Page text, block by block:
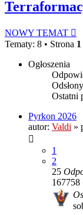
NOWY TEMAT
Tematy: 8 • Strona 1
Ogłoszenia
Odsłony
Ostatni
Pyrkon 2026
autor: Valdi »
1
2
25
167758